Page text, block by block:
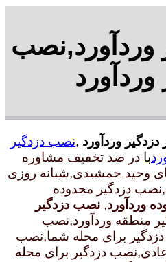
وردآورد,نصب
وردآورد
دزدگیر وردآورد ,نصب دزدگیر
با در صد تخفیف مشاوره
آقای وحید جمشیدی,شبانه روزی
,نصب دزدگیر محدوده
وردآورد, نصب دزدگیر
منطقه وردآورد,نصب
دزدگیر برای محله شما,نصب
دزدگیر برای محله